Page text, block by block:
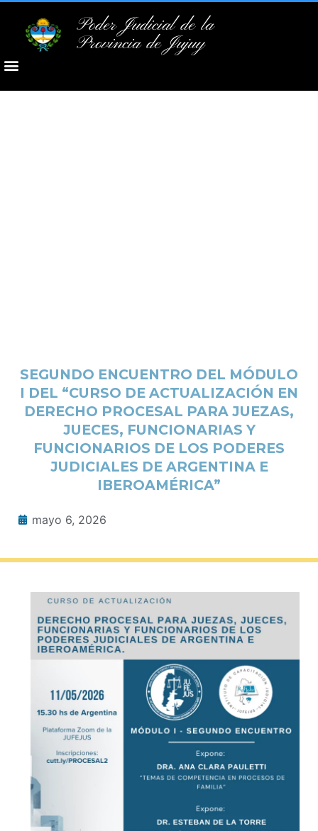
Poder Judicial de la
Provincia de Jujuy
SEGUNDO ENCUENTRO DEL MÓDULO
I DEL “CURSO DE ACTUALIZACIÓN EN
DERECHO PROCESAL PARA JUEZAS,
JUECES, FUNCIONARIAS Y
FUNCIONARIOS DE LOS PODERES
JUDICIALES DE ARGENTINA E
IBEROAMÉRICA”
mayo 6, 2026